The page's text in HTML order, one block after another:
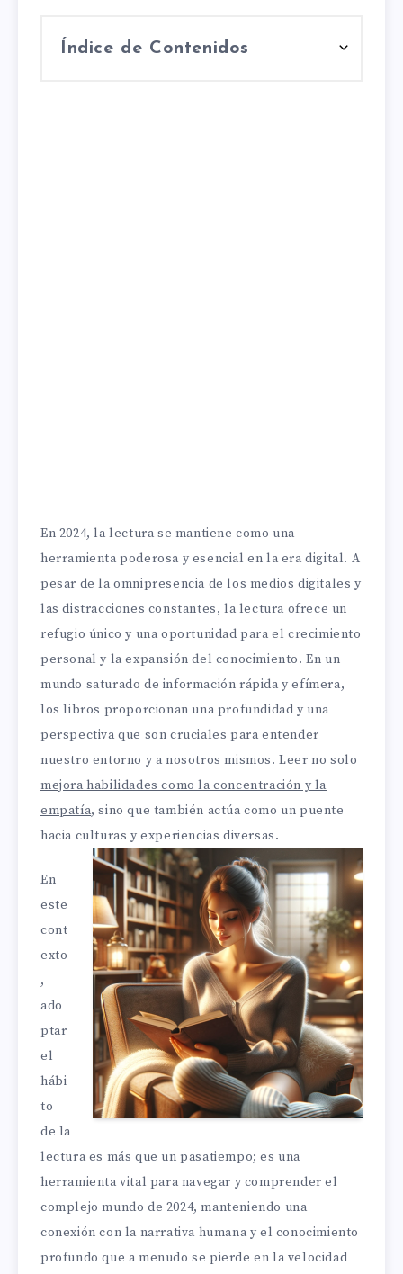
Índice de Contenidos
En 2024, la lectura se mantiene como una
herramienta poderosa y esencial en la era digital. A
pesar de la omnipresencia de los medios digitales y
las distracciones constantes, la lectura ofrece un
refugio único y una oportunidad para el crecimiento
personal y la expansión del conocimiento. En un
mundo saturado de información rápida y efímera,
los libros proporcionan una profundidad y una
perspectiva que son cruciales para entender
nuestro entorno y a nosotros mismos. Leer no solo
mejora habilidades como la concentración y la
empatía, sino que también actúa como un puente
hacia culturas y experiencias diversas.
En
este
cont
exto
,
ado
ptar
el
hábi
to
de la
lectura es más que un pasatiempo; es una
herramienta vital para navegar y comprender el
complejo mundo de 2024, manteniendo una
conexión con la narrativa humana y el conocimiento
profundo que a menudo se pierde en la velocidad